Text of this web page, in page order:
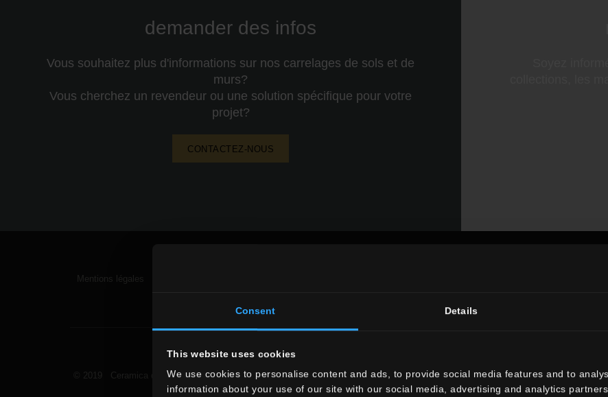
Consent Details
This website uses cookies
We use cookies to personalise content and ads, to provide social media features and to
information about your use of our site with our social media, advertising and analytics
demander des infos
Vous souhaitez plus d'informations sur nos carrelages de sols et de
murs?
Vous cherchez un revendeur ou une solution spécifique pour votre
projet?
CONTACTEZ-NOUS
Mentions légales
© 2019 Ceramica del Conca Spa Tous droits réservés P. IVA 00819720400